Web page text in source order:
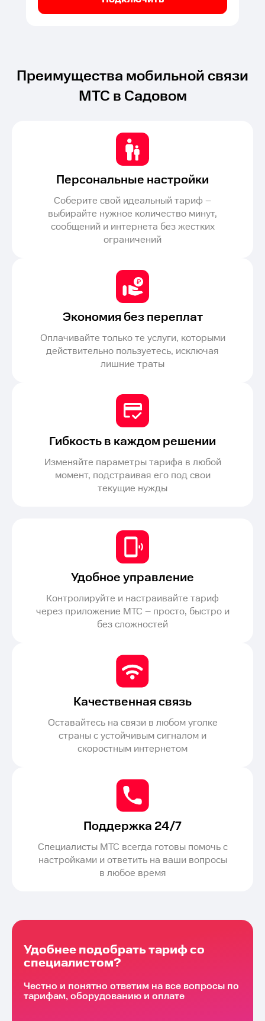
Преимущества мобильной связи
МТС в Садовом
Персональные настройки
Соберите свой идеальный тариф –
выбирайте нужное количество минут,
сообщений и интернета без жестких
ограничений
Экономия без переплат
Оплачивайте только те услуги, которыми
действительно пользуетесь, исключая
лишние траты
Гибкость в каждом решении
Изменяйте параметры тарифа в любой
момент, подстраивая его под свои
текущие нужды
Удобное управление
Контролируйте и настраивайте тариф
через приложение МТС – просто, быстро и
без сложностей
Качественная связь
Оставайтесь на связи в любом уголке
страны с устойчивым сигналом и
скоростным интернетом
Поддержка 24/7
Специалисты МТС всегда готовы помочь с
настройками и ответить на ваши вопросы
в любое время
Удобнее подобрать тариф со
специалистом?
Честно и понятно ответим на все вопросы по
тарифам, оборудованию и оплате